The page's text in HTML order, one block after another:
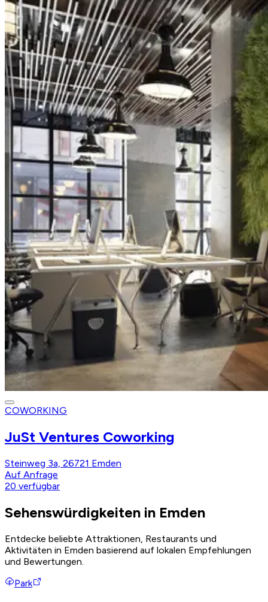
COWORKING
JuSt Ventures Coworking
Steinweg 3a, 26721 Emden
Auf Anfrage
20 verfügbar
Sehenswürdigkeiten in Emden
Entdecke beliebte Attraktionen, Restaurants und
Aktivitäten in Emden basierend auf lokalen Empfehlungen
und Bewertungen.
Park